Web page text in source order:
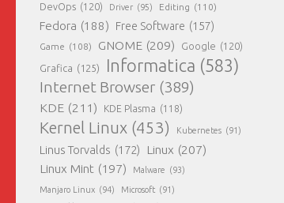
DevOps (120) Driver (95) Editing (110)
Fedora (188) Free Software (157)
Game (108) GNOME (209) Google (120)
Grafica (125) Informatica (583)
Internet Browser (389)
KDE (211) KDE Plasma (118)
Kernel Linux (453) Kubernetes (91)
Linus Torvalds (172) Linux (207)
Linux Mint (197) Malware (93)
Manjaro Linux (94) Microsoft (91)